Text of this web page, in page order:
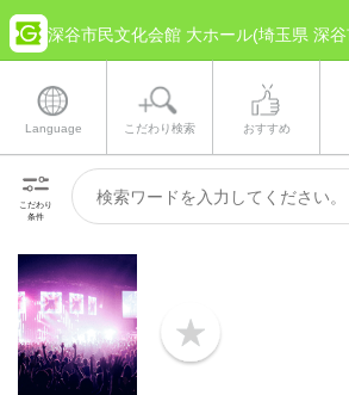
深谷市民文化会館 大ホール(埼玉県 深
Language こだわり検索 おすすめ
こだわり
条件
b
o